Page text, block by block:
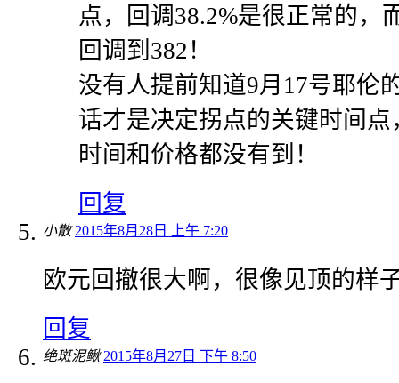
点，回调38.2%是很正常的，
回调到382！
没有人提前知道9月17号耶伦
话才是决定拐点的关键时间
时间和价格都没有到！
回复
小散 2015年8月28日 上午 7:20
欧元回撤很大啊，很像见顶的样
回复
绝斑泥鳅 2015年8月27日 下午 8:50